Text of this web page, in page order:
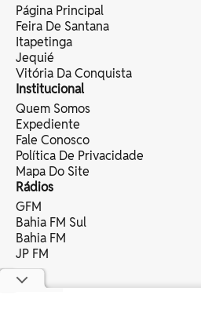
Página Principal
Feira De Santana
Itapetinga
Jequié
Vitória Da Conquista
Institucional
Quem Somos
Expediente
Fale Conosco
Política De Privacidade
Mapa Do Site
Rádios
GFM
Bahia FM Sul
Bahia FM
JP FM